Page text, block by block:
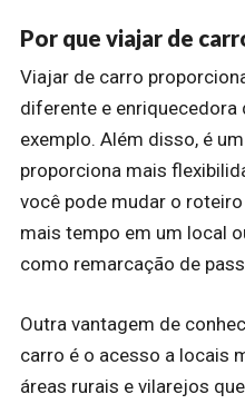
Por que viajar de
Viajar de carro
diferente e enriquecedora
exemplo. Além disso, é
proporciona mais
você pode mudar o
mais tempo em um local
como remarcação de
Outra vantagem de
carro é o acesso a locais
áreas rurais e vilarejos